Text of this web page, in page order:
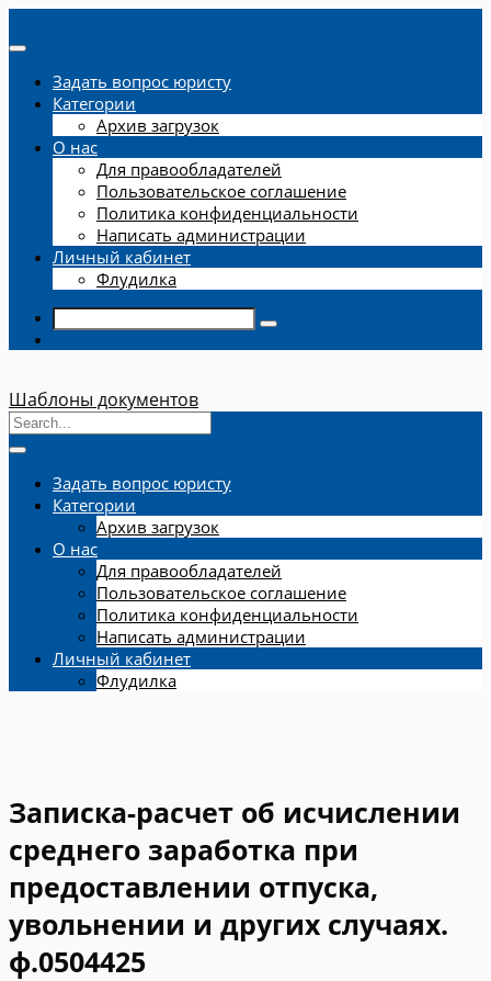
Задать вопрос юристу
Категории
Архив загрузок
О нас
Для правообладателей
Пользовательское соглашение
Политика конфиденциальности
Написать администрации
Личный кабинет
Флудилка
Шаблоны документов
Задать вопрос юристу
Категории
Архив загрузок
О нас
Для правообладателей
Пользовательское соглашение
Политика конфиденциальности
Написать администрации
Личный кабинет
Флудилка
Записка-расчет об исчислении
среднего заработка при
предоставлении отпуска,
увольнении и других случаях.
ф.0504425